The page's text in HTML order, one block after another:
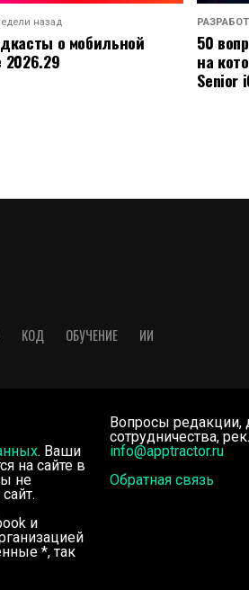
назад
о мобильной
2026.29
50
на
Senior
КОД ОБУЧЕНИЕ ИИ
. Ваши
на сайте в
не
и
*, так
Вопросы редакции,
сотрудничества,
info@apptractor.ru
Обратная связь